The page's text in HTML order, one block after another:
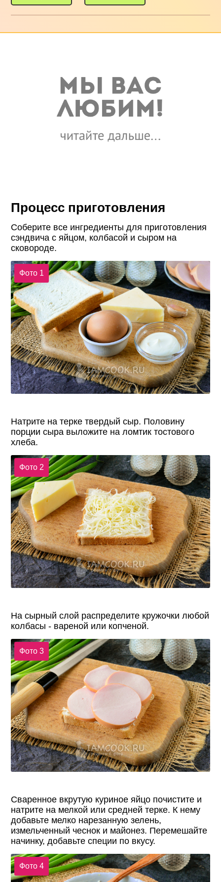
Процесс приготовления
Соберите все ингредиенты для приготовления
сэндвича с яйцом, колбасой и сыром на
сковороде.
Фото 1
Натрите на терке твердый сыр. Половину
порции сыра выложите на ломтик тостового
хлеба.
Фото 2
На сырный слой распределите кружочки любой
колбасы - вареной или копченой.
Фото 3
Сваренное вкрутую куриное яйцо почистите и
натрите на мелкой или средней терке. К нему
добавьте мелко нарезанную зелень,
измельченный чеснок и майонез. Перемешайте
начинку, добавьте специи по вкусу.
Фото 4